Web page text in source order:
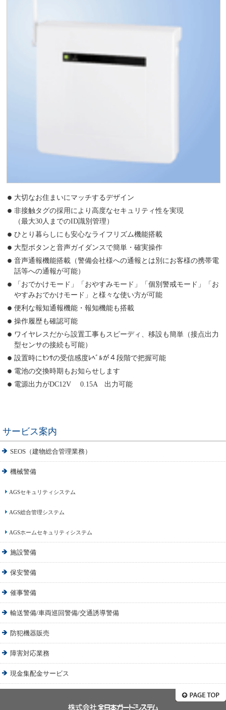
大切なお住まいにマッチするデザイン
非接触タグの採用により高度なセキュリティ性を実現
（最大30人までのID識別管理）
ひとり暮らしにも安心なライフリズム機能搭載
大型ボタンと音声ガイダンスで簡単・確実操作
音声通報機能搭載（警備会社様への通報とは別にお客様の携帯電
話等への通報が可能）
「おでかけモード」「おやすみモード」「個別警戒モード」「お
やすみおでかけモード」と様々な使い方が可能
便利な報知通報機能・報知機能も搭載
操作履歴も確認可能
ワイヤレスだから設置工事もスピーディ、移設も簡単（接点出力
型センサの接続も可能）
設置時にｾﾝｻの受信感度ﾚﾍﾞﾙが４段階で把握可能
電池の交換時期もお知らせします
電源出力がDC12V 0.15A 出力可能
サービス案内
SEOS（建物総合管理業務）
機械警備
AGSセキュリティシステム
AGS総合管理システム
AGSホームセキュリティシステム
施設警備
保安警備
催事警備
輸送警備/車両巡回警備/交通誘導警備
防犯機器販売
障害対応業務
現金集配金サービス